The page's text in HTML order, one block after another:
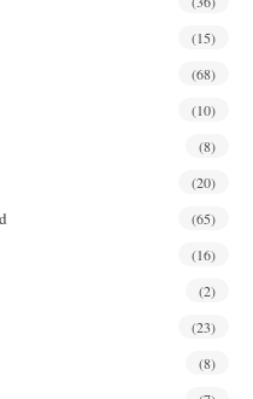
(15)
(68)
(10)
(8)
(20)
(65)
(16)
(2)
(23)
(8)